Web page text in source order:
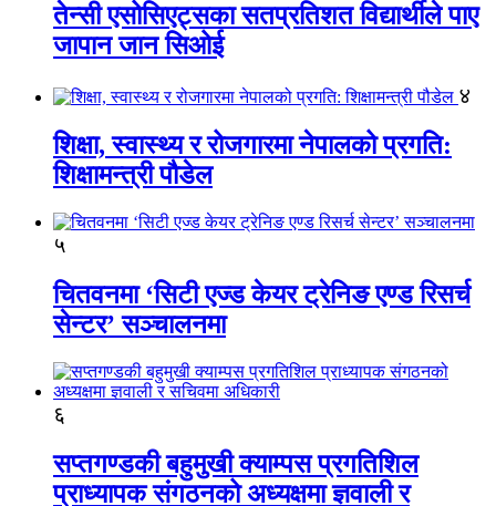
तेन्सी एसोसिएट्सका सतप्रतिशत विद्यार्थीले पाए
जापान जान सिओई
४
शिक्षा, स्वास्थ्य र रोजगारमा नेपालको प्रगति:
शिक्षामन्त्री पौडेल
५
चितवनमा ‘सिटी एज्ड केयर ट्रेनिङ एण्ड रिसर्च
सेन्टर’ सञ्चालनमा
६
सप्तगण्डकी बहुमुखी क्याम्पस प्रगतिशिल
प्राध्यापक संगठनको अध्यक्षमा ज्ञवाली र